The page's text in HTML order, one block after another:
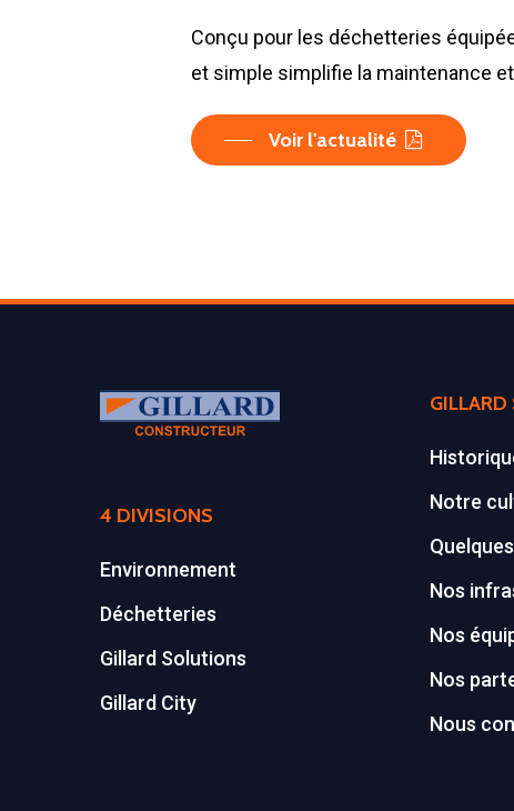
Conçu pour les déchetteries
et simple simplifie la maintenance
Voir l'actualité
4 DIVISIONS
Environnement
Déchetteries
Gillard Solutions
Gillard City
GILLARD
Notre
Nos
Nos
Nos
Nous